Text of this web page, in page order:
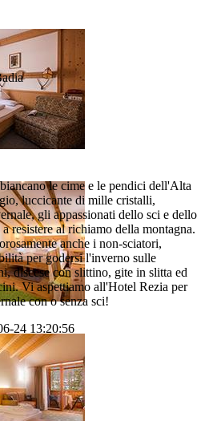
le cime e le pendici dell'Alta
luccicante di mille cristalli,
gli appassionati dello sci e dello
resistere al richiamo della montagna.
anche i non-sciatori,
per godersi l'inverno sulle
discese con slittino, gite in slitta ed
Vi aspettiamo all'Hotel Rezia per
con o senza sci!
24 13:20:56